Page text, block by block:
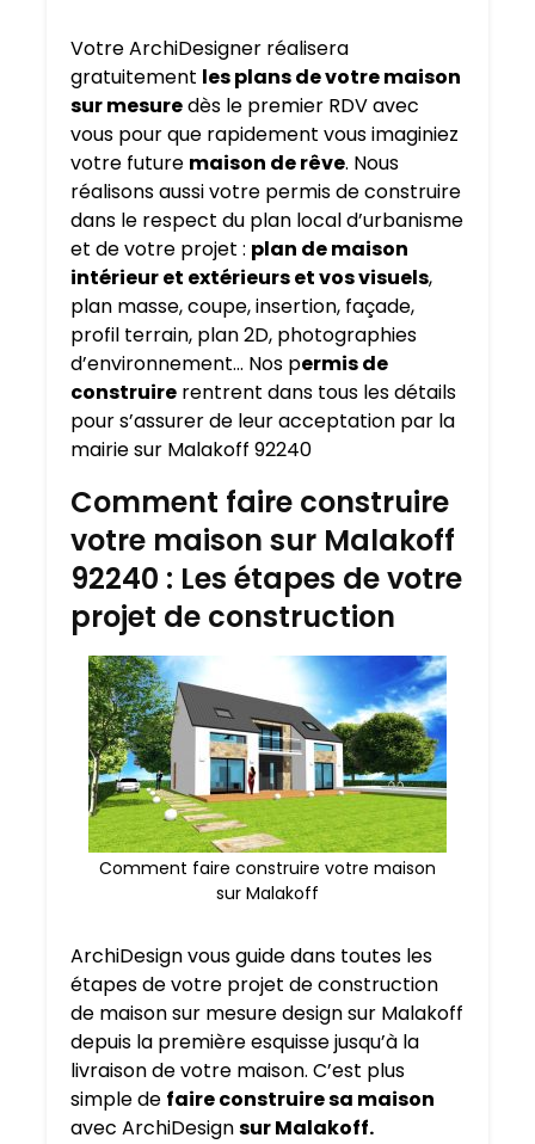
Votre ArchiDesigner réalisera
gratuitement les plans de votre maison
sur mesuredès le premier RDV avec
vous pour que rapidement vous imaginiez
votre future maison de rêve. Nous
réalisons aussi votre permis de construire
dans le respect du plan local d’urbanisme
et de votre projet : plan de maison
intérieur et extérieurs et vos visuels,
plan masse, coupe, insertion, façade,
profil terrain, plan 2D, photographies
d’environnement… Nos permis de
construire rentrent dans tous les détails
pour s’assurer de leur acceptation par la
mairie sur Malakoff 92240
Comment faire construire
votre maison sur Malakoff
92240 : Les étapes de votre
projet de construction
Comment faire construire votre maison
sur Malakoff
ArchiDesign vous guide dans toutes les
étapes de votre projet de construction
de maison sur mesure design sur Malakoff
depuis la première esquisse jusqu’à la
livraison de votre maison. C’est plus
simple de faire construire sa maison
avec ArchiDesignsur Malakoff.